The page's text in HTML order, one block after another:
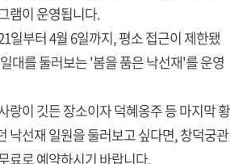
램이 운영됩니다.
일부터 4월 6일까지, 평소 접근이 제한됐
대를 둘러보는 '봄을 품은 낙선재'를 운영
랑이 깃든 장소이자 덕혜옹주 등 마지막 황
낙선재 일원을 둘러보고 싶다면, 창덕궁관
료로 예약하시기 바랍니다.